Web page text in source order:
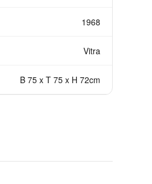
1968
Vitra
B 75 x T 75 x H 72cm